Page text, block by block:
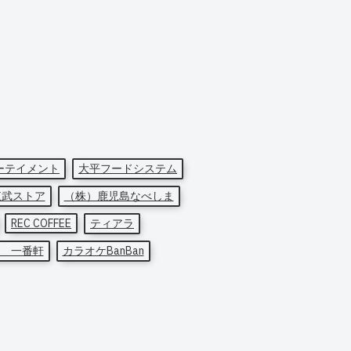
イメント
大平フードシステム
ストア
（株）鹿児島なべしま
REC COFFEE
ティアラ
一番軒
カラオケBanBan